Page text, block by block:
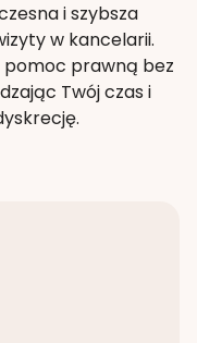
i szybsza
w kancelarii.
pomoc prawną bez
Twój czas i